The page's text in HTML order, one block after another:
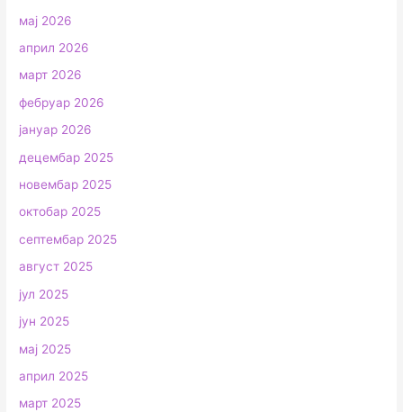
мај 2026
април 2026
март 2026
фебруар 2026
јануар 2026
децембар 2025
новембар 2025
октобар 2025
септембар 2025
август 2025
јул 2025
јун 2025
мај 2025
април 2025
март 2025